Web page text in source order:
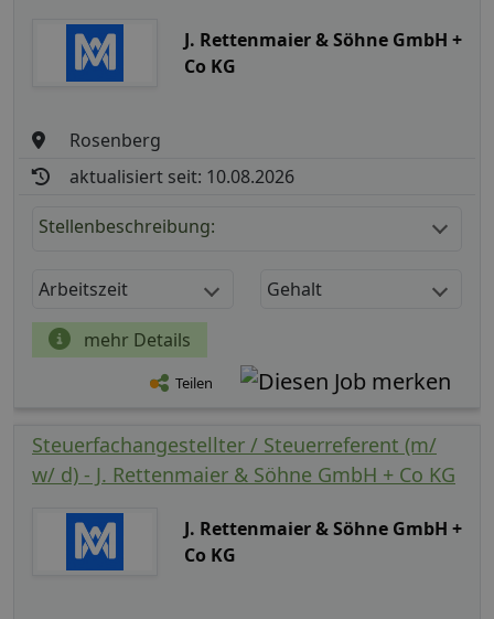
J. Rettenmaier & Söhne GmbH +
Co KG
Rosenberg
aktualisiert seit: 10.08.2026
Stellenbeschreibung:
Arbeitszeit Gehalt
mehr Details
Teilen
Steuerfachangestellter / Steuerreferent (m/
w/ d) - J. Rettenmaier & Söhne GmbH + Co KG
J. Rettenmaier & Söhne GmbH +
Co KG